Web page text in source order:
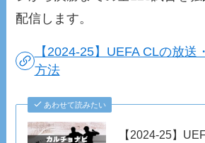
配信します。
【2024-25】UEFA CLの放送
方法
あわせて読みたい
【2024-25】